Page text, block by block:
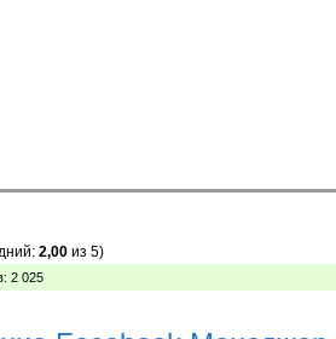
2,00 из 5)
2 025